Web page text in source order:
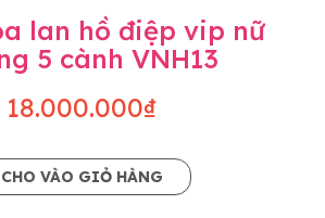
lan hồ điệp vip nữ
5 cành VNH13
18.000.000₫
CHO VÀO GIỎ HÀNG